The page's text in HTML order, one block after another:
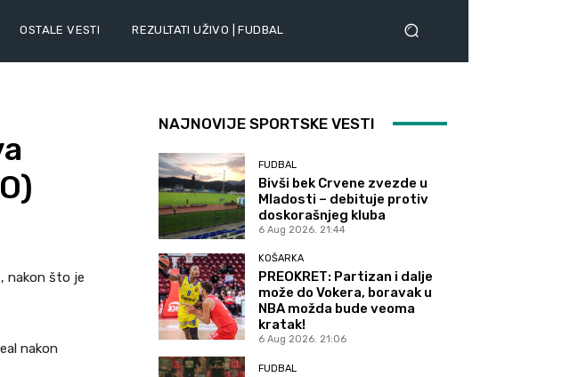
OSTALE VESTI REZULTATI UŽIVO | FUDBAL
nakon što je
nakon
NAJNOVIJE SPORTSKE VESTI
FUDBAL
Bivši bek Crvene zvezde u
Mladosti – debituje protiv
doskorašnjeg kluba
6 Aug 2026. 21:44
KOŠARKA
PREOKRET: Partizan i dalje
može do Vokera, boravak u
NBA možda bude veoma
kratak!
6 Aug 2026. 21:06
FUDBAL